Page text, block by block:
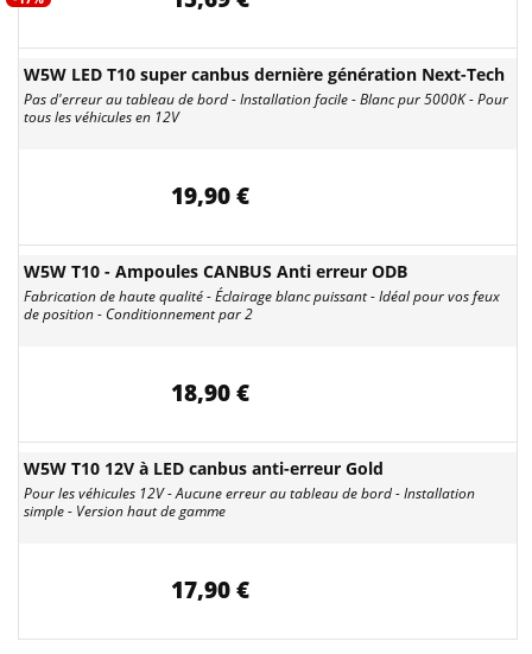
W5W LED T10 super canbus dernière génération Next-Tech
Pas d'erreur au tableau de bord - Installation facile - Blanc pur 5000K - Pour
tous les véhicules en 12V
19,90 €
W5W T10 - Ampoules CANBUS Anti erreur ODB
Fabrication de haute qualité - Éclairage blanc puissant - Idéal pour vos feux
de position - Conditionnement par 2
18,90 €
W5W T10 12V à LED canbus anti-erreur Gold
Pour les véhicules 12V - Aucune erreur au tableau de bord - Installation
simple - Version haut de gamme
17,90 €